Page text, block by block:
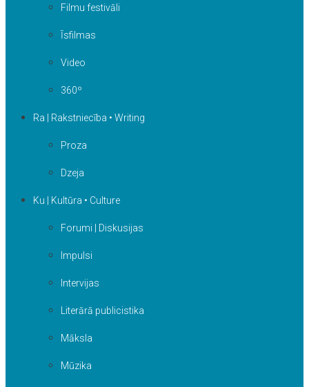
Filmu festivāli
Īsfilmas
Video
360º
Ra | Rakstniecība • Writing
Proza
Dzeja
Ku | Kultūra • Culture
Forumi | Diskusijas
Impulsi
Intervijas
Literārā publicistika
Māksla
Mūzika